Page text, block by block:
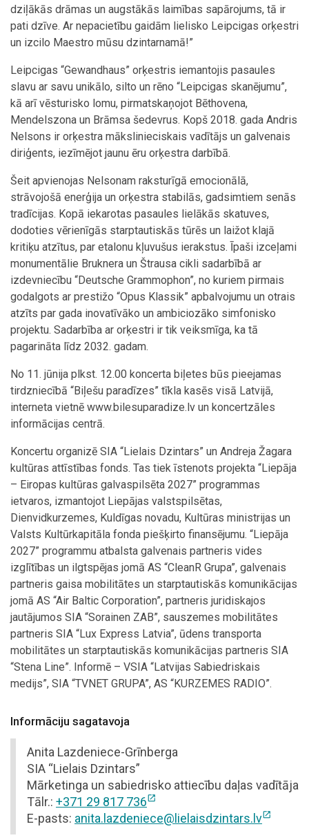
dziļākās drāmas un augstākās laimības sapārojums, tā ir
pati dzīve. Ar nepacietību gaidām lielisko Leipcigas orķestri
un izcilo Maestro mūsu dzintarnamā!”
Leipcigas “Gewandhaus” orķestris iemantojis pasaules
slavu ar savu unikālo, silto un rēno “Leipcigas skanējumu”,
kā arī vēsturisko lomu, pirmatskaņojot Bēthovena,
Mendelszona un Brāmsa šedevrus. Kopš 2018. gada Andris
Nelsons ir orķestra mākslinieciskais vadītājs un galvenais
diriģents, iezīmējot jaunu ēru orķestra darbībā.
Šeit apvienojas Nelsonam raksturīgā emocionālā,
strāvojošā enerģija un orķestra stabilās, gadsimtiem senās
tradīcijas. Kopā iekarotas pasaules lielākās skatuves,
dodoties vērienīgās starptautiskās tūrēs un laižot klajā
kritiķu atzītus, par etalonu kļuvušus ierakstus. Īpaši izceļami
monumentālie Bruknera un Štrausa cikli sadarbībā ar
izdevniecību “Deutsche Grammophon”, no kuriem pirmais
godalgots ar prestižo “Opus Klassik” apbalvojumu un otrais
atzīts par gada inovatīvāko un ambiciozāko simfonisko
projektu. Sadarbība ar orķestri ir tik veiksmīga, ka tā
pagarināta līdz 2032. gadam.
No 11. jūnija plkst. 12.00 koncerta biļetes būs pieejamas
tirdzniecībā “Biļešu paradīzes” tīkla kasēs visā Latvijā,
interneta vietnē www.bilesuparadize.lv un koncertzāles
informācijas centrā.
Koncertu organizē SIA “Lielais Dzintars” un Andreja Žagara
kultūras attīstības fonds. Tas tiek īstenots projekta “Liepāja
– Eiropas kultūras galvaspilsēta 2027” programmas
ietvaros, izmantojot Liepājas valstspilsētas,
Dienvidkurzemes, Kuldīgas novadu, Kultūras ministrijas un
Valsts Kultūrkapitāla fonda piešķirto finansējumu. “Liepāja
2027” programmu atbalsta galvenais partneris vides
izglītības un ilgtspējas jomā AS “CleanR Grupa”, galvenais
partneris gaisa mobilitātes un starptautiskās komunikācijas
jomā AS “Air Baltic Corporation”, partneris juridiskajos
jautājumos SIA “Sorainen ZAB”, sauszemes mobilitātes
partneris SIA “Lux Express Latvia”, ūdens transporta
mobilitātes un starptautiskās komunikācijas partneris SIA
“Stena Line”. Informē – VSIA “Latvijas Sabiedriskais
medijs”, SIA “TVNET GRUPA”, AS “KURZEMES RADIO”.
Informāciju sagatavoja
Anita Lazdeniece-Grīnberga
SIA “Lielais Dzintars”
Mārketinga un sabiedrisko attiecību daļas vadītāja
Tālr.: +371 29 817 736open_in_new
E-pasts: anita.lazdeniece@lielaisdzintars.lvopen_in_new